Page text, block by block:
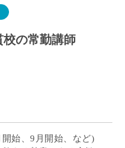
校の常勤講師
始、9月開始、など)